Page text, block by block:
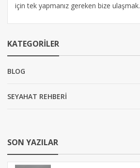
için tek yapmanız gereken bize ulaşmak.
KATEGORILER
BLOG
SEYAHAT REHBERİ
SON YAZILAR